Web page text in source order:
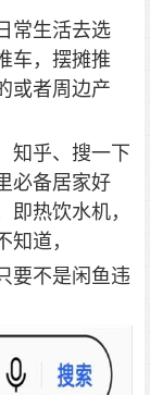
常生活去选
车，摆摊推
或者周边产
知乎、搜一下
必备居家好
热饮水机，
道，
要不是闲鱼违